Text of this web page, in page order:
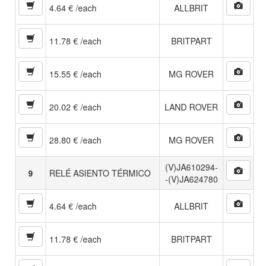
4.64 € /each ALLBRIT
11.78 € /each BRITPART
15.55 € /each MG ROVER
20.02 € /each LAND ROVER
28.80 € /each MG ROVER
9 RELÉ ASIENTO TÉRMICO
(V)JA610294-
-(V)JA624780
4.64 € /each ALLBRIT
11.78 € /each BRITPART